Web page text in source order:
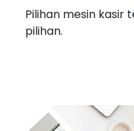
Pilihan mesin kasir
pilihan.